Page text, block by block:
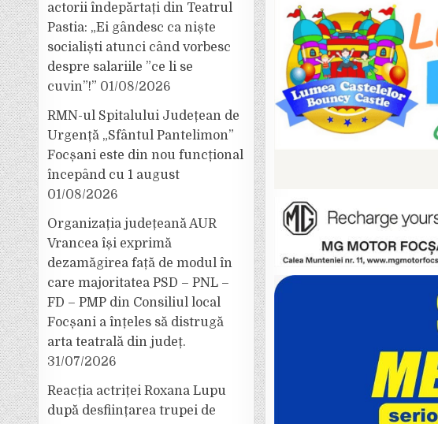
actorii îndepărtați din Teatrul
Pastia: „Ei gândesc ca niște
socialiști atunci când vorbesc
despre salariile ”ce li se
cuvin”!” 01/08/2026
RMN-ul Spitalului Județean de
Urgență „Sfântul Pantelimon”
Focșani este din nou funcțional
începând cu 1 august
01/08/2026
Organizația județeană AUR
Vrancea își exprimă
dezamăgirea față de modul în
care majoritatea PSD – PNL –
FD – PMP din Consiliul local
Focșani a înțeles să distrugă
arta teatrală din județ.
31/07/2026
Reacția actriței Roxana Lupu
după desființarea trupei de